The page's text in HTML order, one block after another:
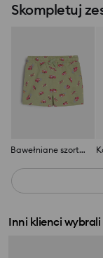
Skompletuj
Bawełniane szorty z motywem Cars
Inni klienci